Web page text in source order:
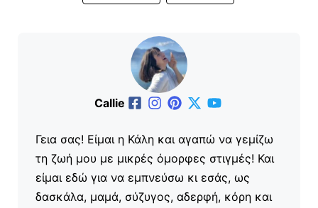
Callie
Γεια σας! Είμαι η Κάλη και αγαπώ να γεμίζω
τη ζωή μου με μικρές όμορφες στιγμές! Και
είμαι εδώ για να εμπνεύσω κι εσάς, ως
δασκάλα, μαμά, σύζυγος, αδερφή, κόρη και